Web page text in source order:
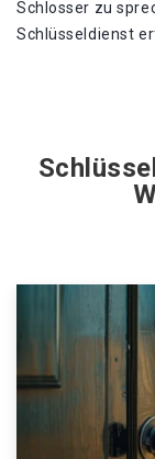
Schlosser zu
Schlüsseldienst